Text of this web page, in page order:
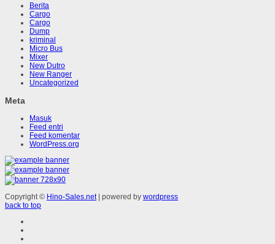
Berita
Cargo
Cargo
Dump
kriminal
Micro Bus
Mixer
New Dutro
New Ranger
Uncategorized
Meta
Masuk
Feed entri
Feed komentar
WordPress.org
Copyright © Hino-Sales.net| powered by wordpress
back to top